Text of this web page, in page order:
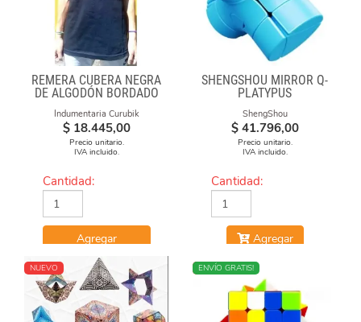
REMERA CUBERA NEGRA
DE ALGODÓN BORDADO
"ARGENTINA CUBEA"
Indumentaria Curubik
$ 18.445,00
Precio unitario.
IVA incluido.
Cantidad:
Agregar
SHENGSHOU MIRROR Q-
PLATYPUS
ShengShou
$ 41.796,00
Precio unitario.
IVA incluido.
Cantidad:
Agregar
NUEVO NUEVO
ENVÍO GRATIS!